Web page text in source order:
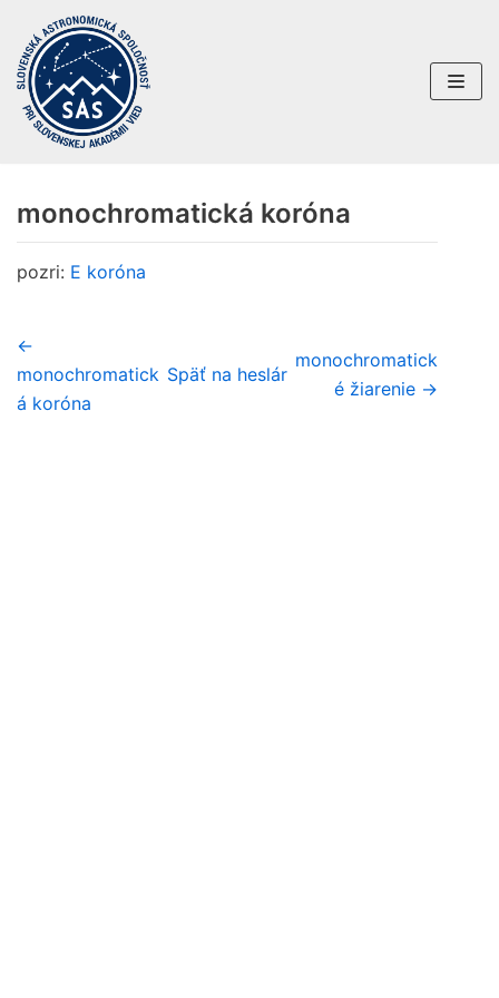
Preskočiť
na
obsah
monochromatická koróna
pozri: E koróna
←
monochromatick
á koróna
Späť na heslár
monochromatick
é žiarenie →